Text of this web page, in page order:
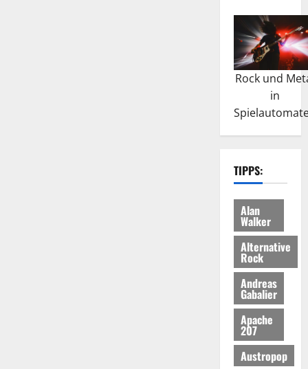
Rock und
in
TIPPS:
Alan
Walker
Alternative
Rock
Andreas
Gabalier
Apache
207
Austropop